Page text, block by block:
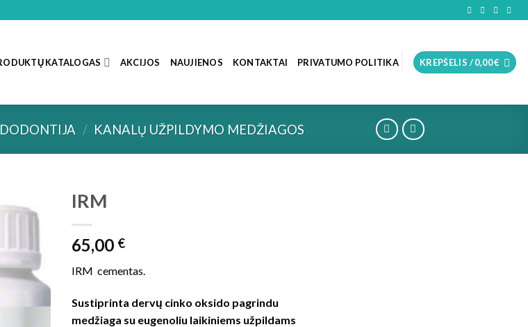
KATALOGAS AKCIJOS NAUJIENOS KONTAKTAI PRIVATUMO POLITIKA KREPŠELIS /0,00€
/ KANALŲ UŽPILDYMO MEDŽIAGOS
IRM
65,00 €
IRM cementas.
Sustiprinta dervų cinko oksido pagrindu
medžiaga su eugenoliu laikiniems užpildams